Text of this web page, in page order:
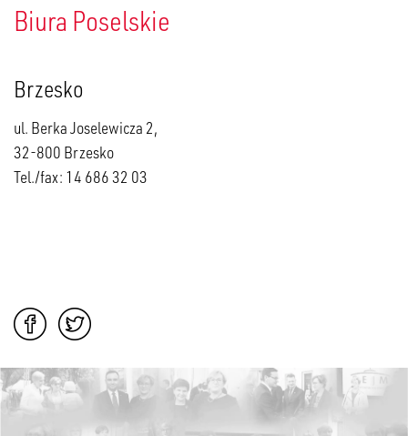
Biura Poselskie
Brzesko
ul. Berka Joselewicza 2,
32-800 Brzesko
Tel./fax: 14 686 32 03